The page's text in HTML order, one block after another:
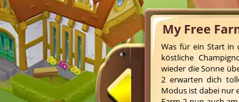
My Free
Was für ein Start in
köstliche
wieder die Sonne
2 erwarten dich
Modus ist dabei nur